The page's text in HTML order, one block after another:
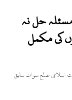
حل نہ
کی مکمل
ترین۔ 03 جون 2018ء) امیر جماعت اسلامی ضلع سوات سابق